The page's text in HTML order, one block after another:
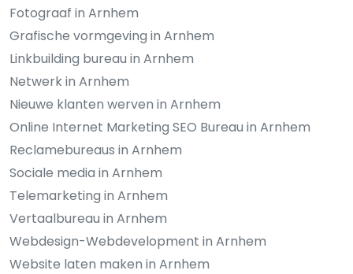
Fotograaf in Arnhem
Grafische vormgeving in Arnhem
Linkbuilding bureau in Arnhem
Netwerk in Arnhem
Nieuwe klanten werven in Arnhem
Online Internet Marketing SEO Bureau in Arnhem
Reclamebureaus in Arnhem
Sociale media in Arnhem
Telemarketing in Arnhem
Vertaalbureau in Arnhem
Webdesign-Webdevelopment in Arnhem
Website laten maken in Arnhem